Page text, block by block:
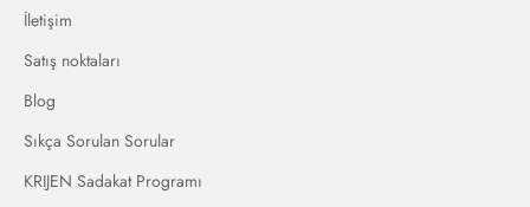
İletişim
Satış noktaları
Blog
Sıkça Sorulan Sorular
KRIJEN Sadakat Programı